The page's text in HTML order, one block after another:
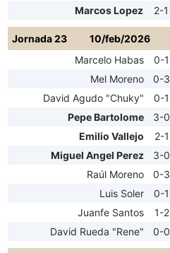
Marcos Lopez
2-1
Jornada 23
10/feb/2026
Marcelo Habas
0-1
Mel Moreno
0-3
David Agudo "Chuky"
0-1
Pepe Bartolome
3-0
Emilio Vallejo
2-1
Miguel Angel Perez
3-0
Raúl Moreno
0-3
Luis Soler
0-1
Juanfe Santos
1-2
David Rueda "Rene"
0-0